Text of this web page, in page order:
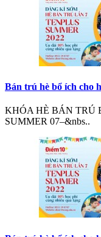
Bán trú hè bổ ích cho
KHÓA HÈ BÁN TRÚ
SUMMER 07–&nbs..